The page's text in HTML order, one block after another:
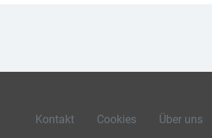
Kontakt Cookies Über uns